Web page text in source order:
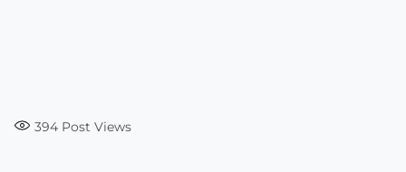
394 Post Views